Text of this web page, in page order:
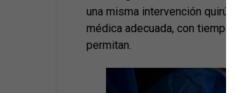
una misma intervención
médica adecuada, con
permitan.